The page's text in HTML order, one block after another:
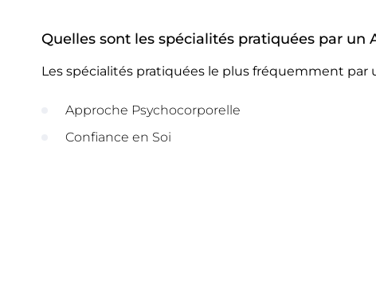
Quelles sont les spécialités pratiquées par
Les spécialités pratiquées le plus fréquemment
Approche Psychocorporelle
Confiance en Soi